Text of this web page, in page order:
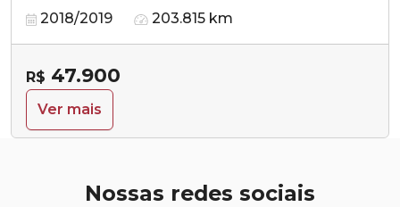
2018/2019 203.815 km
R$ 47.900
Ver mais
Nossas redes sociais